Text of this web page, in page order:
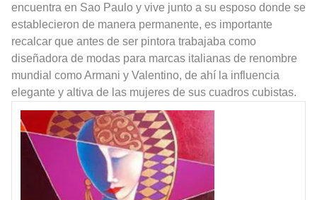
encuentra en Sao Paulo y vive junto a su esposo donde se
establecieron de manera permanente, es importante
recalcar que antes de ser pintora trabajaba como
diseñadora de modas para marcas italianas de renombre
mundial como Armani y Valentino, de ahí la influencia
elegante y altiva de las mujeres de sus cuadros cubistas.